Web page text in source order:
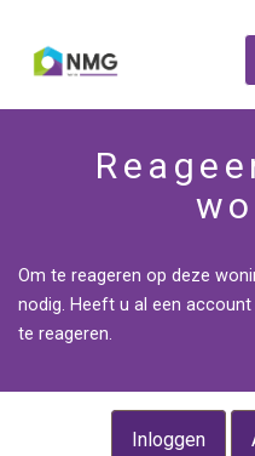
Om te reageren op deze
nodig. Heeft u al een
te reageren.
Inloggen